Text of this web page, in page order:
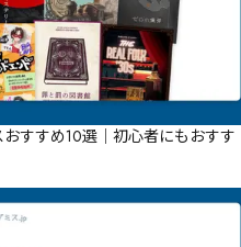
すすめ10選｜初心者にもおすす